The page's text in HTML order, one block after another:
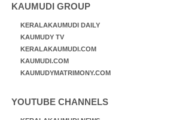
KAUMUDI GROUP
KERALAKAUMUDI DAILY
KAUMUDY TV
KERALAKAUMUDI.COM
KAUMUDI.COM
KAUMUDYMATRIMONY.COM
YOUTUBE CHANNELS